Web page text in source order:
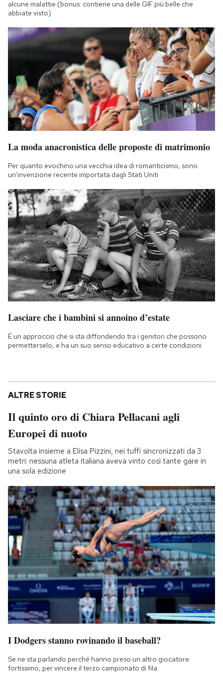
alcune malattie (bonus: contiene una delle GIF più belle che
abbiate visto)
La moda anacronistica delle proposte di matrimonio
Per quanto evochino una vecchia idea di romanticismo, sono
un'invenzione recente importata dagli Stati Uniti
Lasciare che i bambini si annoino d’estate
È un approccio che si sta diffondendo tra i genitori che possono
permetterselo, e ha un suo senso educativo a certe condizioni
ALTRE STORIE
Il quinto oro di Chiara Pellacani agli
Europei di nuoto
Stavolta insieme a Elisa Pizzini, nei tuffi sincronizzati da 3
metri: nessuna atleta italiana aveva vinto così tante gare in
una sola edizione
I Dodgers stanno rovinando il baseball?
Se ne sta parlando perché hanno preso un altro giocatore
fortissimo, per vincere il terzo campionato di fila